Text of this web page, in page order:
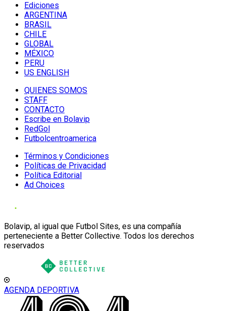
Ediciones
ARGENTINA
BRASIL
CHILE
GLOBAL
MÉXICO
PERU
US ENGLISH
QUIENES SOMOS
STAFF
CONTACTO
Escribe en Bolavip
RedGol
Futbolcentroamerica
Términos y Condiciones
Políticas de Privacidad
Política Editorial
Ad Choices
Bolavip, al igual que Futbol Sites, es una compañía
perteneciente a Better Collective. Todos los derechos
reservados
AGENDA DEPORTIVA